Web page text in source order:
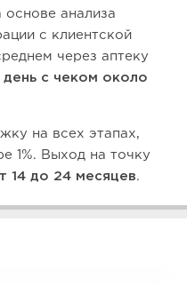
анализа
с клиентской
через аптеку
день с чеком около
на всех этапах,
1%. Выход на точку
14 до 24 месяцев.